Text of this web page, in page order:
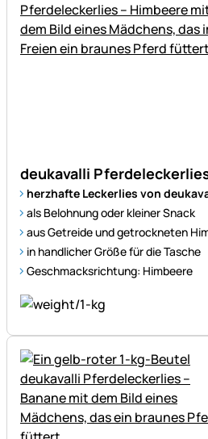
deukavalli
herzhafte Leckerlies von
als Belohnung oder kleiner Snack
aus Getreide und getrockneten
in handlicher Größe für die Tasche
Geschmacksrichtung: Himbeere